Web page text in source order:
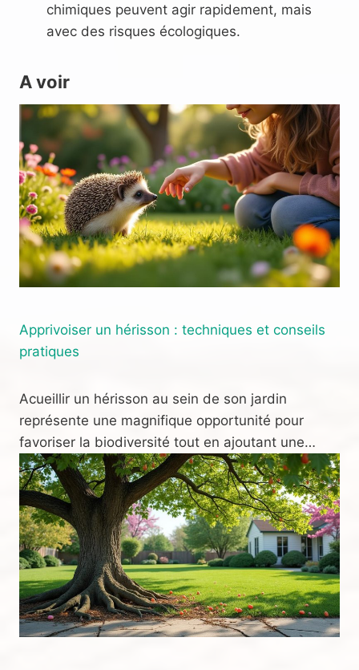
chimiques peuvent agir rapidement, mais
avec des risques écologiques.
A voir
Apprivoiser un hérisson : techniques et conseils
pratiques
Acueillir un hérisson au sein de son jardin
représente une magnifique opportunité pour
favoriser la biodiversité tout en ajoutant une…